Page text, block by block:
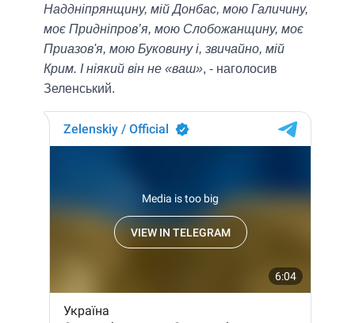
Наддніпрянщину, мій Донбас, мою Галичину,
моє Придніпров’я, мою Слобожанщину, моє
Приазов'я, мою Буковину і, звичайно, мій
Крим. І ніякий він не «ваш», - наголосив
Зеленський.